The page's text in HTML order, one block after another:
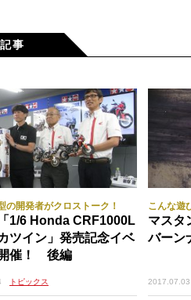
事
の開発者がクロストーク！
1/6 Honda CRF1000L
ツイン」発売記念イベ
催！ 後編
トピックス
こんな遊
マスタ
バーン
2017.07.03